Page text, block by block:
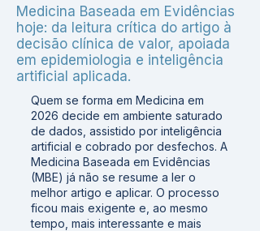
Medicina Baseada em Evidências
hoje: da leitura crítica do artigo à
decisão clínica de valor, apoiada
em epidemiologia e inteligência
artificial aplicada.
Quem se forma em Medicina em
2026 decide em ambiente saturado
de dados, assistido por inteligência
artificial e cobrado por desfechos. A
Medicina Baseada em Evidências
(MBE) já não se resume a ler o
melhor artigo e aplicar. O processo
ficou mais exigente e, ao mesmo
tempo, mais interessante e mais